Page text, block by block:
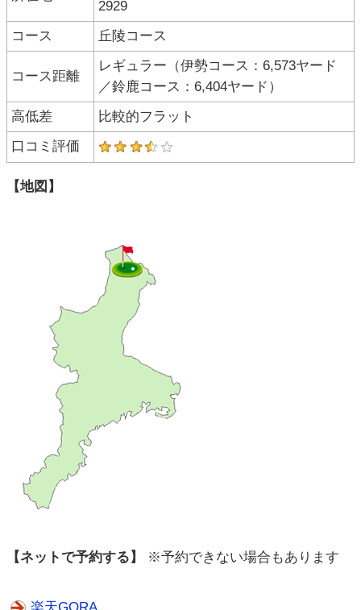
2929
コース
丘陵コース
コース距離
レギュラー（伊勢コース：6,573ヤード
／鈴鹿コース：6,404ヤード）
高低差
比較的フラット
口コミ評価
【地図】
【ネットで予約する】 ※予約できない場合もあります